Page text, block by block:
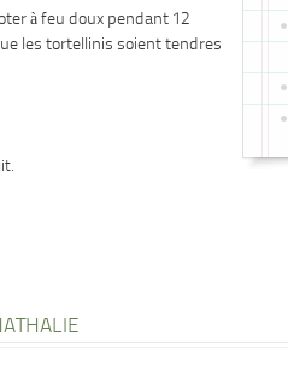
à feu doux pendant 12
les tortellinis soient tendres